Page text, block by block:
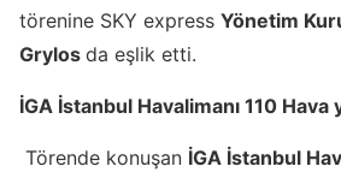
törenine SKY express Yönetim
Grylos da eşlik etti.
İGA İstanbul Havalimanı 110
Törende konuşan İGA İstanbul